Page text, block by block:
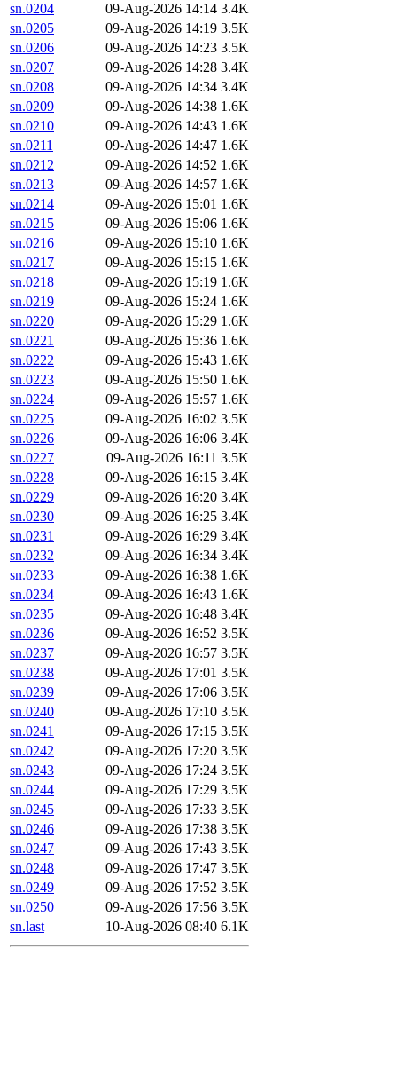
sn.0204
09-Aug-2026 14:14 3.4K
sn.0205
09-Aug-2026 14:19 3.5K
sn.0206
09-Aug-2026 14:23 3.5K
sn.0207
09-Aug-2026 14:28 3.4K
sn.0208
09-Aug-2026 14:34 3.4K
sn.0209
09-Aug-2026 14:38 1.6K
sn.0210
09-Aug-2026 14:43 1.6K
sn.0211
09-Aug-2026 14:47 1.6K
sn.0212
09-Aug-2026 14:52 1.6K
sn.0213
09-Aug-2026 14:57 1.6K
sn.0214
09-Aug-2026 15:01 1.6K
sn.0215
09-Aug-2026 15:06 1.6K
sn.0216
09-Aug-2026 15:10 1.6K
sn.0217
09-Aug-2026 15:15 1.6K
sn.0218
09-Aug-2026 15:19 1.6K
sn.0219
09-Aug-2026 15:24 1.6K
sn.0220
09-Aug-2026 15:29 1.6K
sn.0221
09-Aug-2026 15:36 1.6K
sn.0222
09-Aug-2026 15:43 1.6K
sn.0223
09-Aug-2026 15:50 1.6K
sn.0224
09-Aug-2026 15:57 1.6K
sn.0225
09-Aug-2026 16:02 3.5K
sn.0226
09-Aug-2026 16:06 3.4K
sn.0227
09-Aug-2026 16:11 3.5K
sn.0228
09-Aug-2026 16:15 3.4K
sn.0229
09-Aug-2026 16:20 3.4K
sn.0230
09-Aug-2026 16:25 3.4K
sn.0231
09-Aug-2026 16:29 3.4K
sn.0232
09-Aug-2026 16:34 3.4K
sn.0233
09-Aug-2026 16:38 1.6K
sn.0234
09-Aug-2026 16:43 1.6K
sn.0235
09-Aug-2026 16:48 3.4K
sn.0236
09-Aug-2026 16:52 3.5K
sn.0237
09-Aug-2026 16:57 3.5K
sn.0238
09-Aug-2026 17:01 3.5K
sn.0239
09-Aug-2026 17:06 3.5K
sn.0240
09-Aug-2026 17:10 3.5K
sn.0241
09-Aug-2026 17:15 3.5K
sn.0242
09-Aug-2026 17:20 3.5K
sn.0243
09-Aug-2026 17:24 3.5K
sn.0244
09-Aug-2026 17:29 3.5K
sn.0245
09-Aug-2026 17:33 3.5K
sn.0246
09-Aug-2026 17:38 3.5K
sn.0247
09-Aug-2026 17:43 3.5K
sn.0248
09-Aug-2026 17:47 3.5K
sn.0249
09-Aug-2026 17:52 3.5K
sn.0250
09-Aug-2026 17:56 3.5K
sn.last
10-Aug-2026 08:40 6.1K